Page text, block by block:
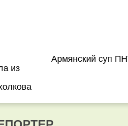
из
Армянский суп